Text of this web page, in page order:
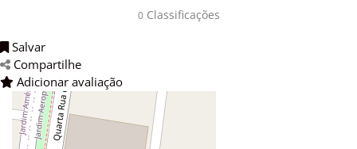
0Classificações
Salvar
Compartilhe
Adicionar avaliação